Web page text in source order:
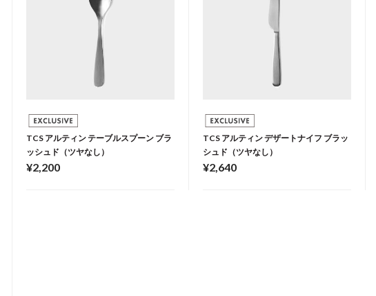
TCS アルティン テーブルスプーン ブラ
ッシュド（ツヤなし）
¥2,200
TCS アルティン デザートナイフ ブラッ
シュド（ツヤなし）
¥2,640